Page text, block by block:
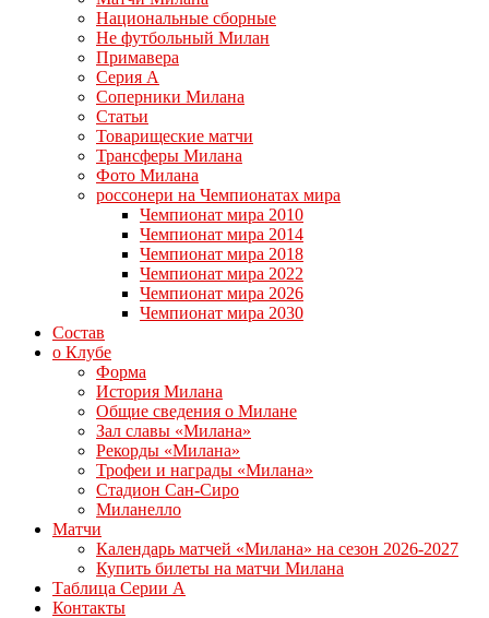
Национальные сборные
Не футбольный Милан
Примавера
Серия А
Соперники Милана
Статьи
Товарищеские матчи
Трансферы Милана
Фото Милана
россонери на Чемпионатах мира
Чемпионат мира 2010
Чемпионат мира 2014
Чемпионат мира 2018
Чемпионат мира 2022
Чемпионат мира 2026
Чемпионат мира 2030
Состав
о Клубе
Форма
История Милана
Общие сведения о Милане
Зал славы «Милана»
Рекорды «Милана»
Трофеи и награды «Милана»
Стадион Сан-Сиро
Миланелло
Матчи
Календарь матчей «Милана» на сезон 2026-2027
Купить билеты на матчи Милана
Таблица Серии А
Контакты